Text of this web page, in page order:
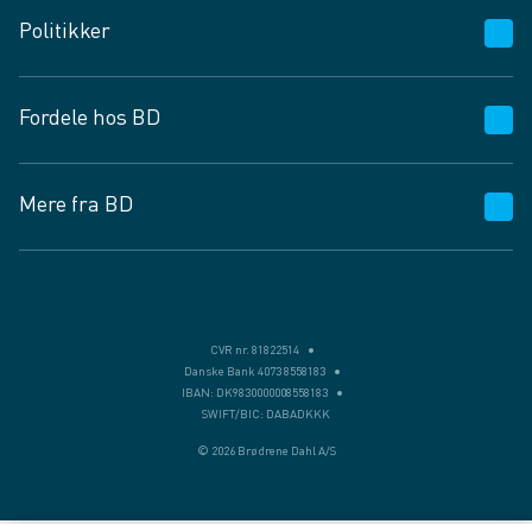
Vagttelefon 30 10 89 89
Spørgsmål og svar
Job og karriere
Fødevarekontrolrapport
Politikker
Privatlivspolitik
Cookies
Vilkår og betingelser
Fordele hos BD
BD app
BD.dk services
Mere fra BD
CVR nr. 81822514
Danske Bank 4073 8558183
IBAN: DK9830000008558183
SWIFT/BIC: DABADKKK
© 2026 Brødrene Dahl A/S